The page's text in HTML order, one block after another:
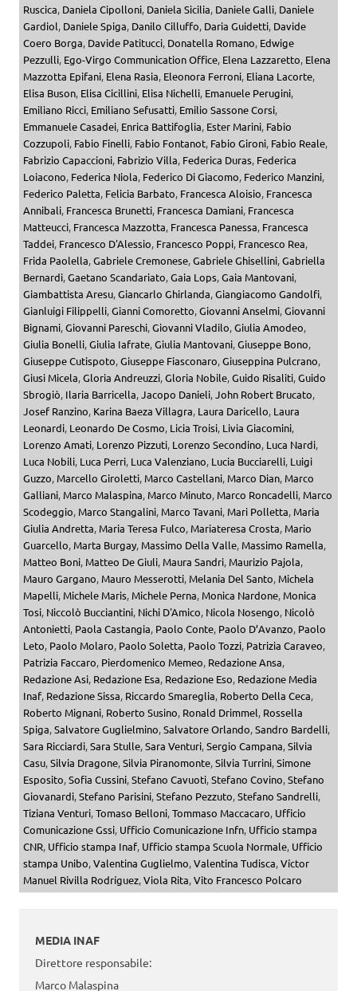
Ruscica, Daniela Cipolloni, Daniela Sicilia, Daniele Galli, Daniele
Gardiol, Daniele Spiga, Danilo Cilluffo, Daria Guidetti, Davide
Coero Borga, Davide Patitucci, Donatella Romano, Edwige
Pezzulli, Ego-Virgo Communication Office, Elena Lazzaretto, Elena
Mazzotta Epifani, Elena Rasia, Eleonora Ferroni, Eliana Lacorte,
Elisa Buson, Elisa Cicillini, Elisa Nichelli, Emanuele Perugini,
Emiliano Ricci, Emiliano Sefusatti, Emilio Sassone Corsi,
Emmanuele Casadei, Enrica Battifoglia, Ester Marini, Fabio
Cozzupoli, Fabio Finelli, Fabio Fontanot, Fabio Gironi, Fabio Reale,
Fabrizio Capaccioni, Fabrizio Villa, Federica Duras, Federica
Loiacono, Federica Niola, Federico Di Giacomo, Federico Manzini,
Federico Paletta, Felicia Barbato, Francesca Aloisio, Francesca
Annibali, Francesca Brunetti, Francesca Damiani, Francesca
Matteucci, Francesca Mazzotta, Francesca Panessa, Francesca
Taddei, Francesco D'Alessio, Francesco Poppi, Francesco Rea,
Frida Paolella,Gabriele Cremonese,Gabriele Ghisellini,Gabriella
Bernardi,Gaetano Scandariato,Gaia Lops,Gaia Mantovani,
Giambattista Aresu,Giancarlo Ghirlanda,Giangiacomo Gandolfi,
Gianluigi Filippelli,Gianni Comoretto,Giovanni Anselmi,Giovanni
Bignami,Giovanni Pareschi,Giovanni Vladilo,Giulia Amodeo,
Giulia Bonelli,Giulia Iafrate,Giulia Mantovani,Giuseppe Bono,
Giuseppe Cutispoto,Giuseppe Fiasconaro,Giuseppina Pulcrano,
Giusi Micela,Gloria Andreuzzi,Gloria Nobile,Guido Risaliti,Guido
Sbrogiò, Ilaria Barricella,Jacopo Danieli,John Robert Brucato,
Josef Ranzino, Karina Baeza Villagra, Laura Daricello, Laura
Leonardi, Leonardo De Cosmo, Licia Troisi, Livia Giacomini,
Lorenzo Amati, Lorenzo Pizzuti, Lorenzo Secondino, Luca Nardi,
Luca Nobili, Luca Perri, Luca Valenziano, Lucia Bucciarelli, Luigi
Guzzo, Marcello Giroletti, Marco Castellani, Marco Dian, Marco
Galliani, Marco Malaspina, Marco Minuto, Marco Roncadelli, Marco
Scodeggio, Marco Stangalini, Marco Tavani, Mari Polletta, Maria
Giulia Andretta, Maria Teresa Fulco, Mariateresa Crosta, Mario
Guarcello, Marta Burgay, Massimo Della Valle, Massimo Ramella,
Matteo Boni, Matteo De Giuli, Maura Sandri, Maurizio Pajola,
Mauro Gargano, Mauro Messerotti, Melania Del Santo, Michela
Mapelli, Michele Maris, Michele Perna, Monica Nardone, Monica
Tosi, Niccolò Bucciantini, Nichi D'Amico, Nicola Nosengo, Nicolò
Antonietti, Paola Castangia, Paolo Conte, Paolo D’Avanzo, Paolo
Leto, Paolo Molaro, Paolo Soletta, Paolo Tozzi, Patrizia Caraveo,
Patrizia Faccaro, Pierdomenico Memeo, Redazione Ansa,
Redazione Asi, Redazione Esa, Redazione Eso, Redazione Media
Inaf, Redazione Sissa, Riccardo Smareglia, Roberto Della Ceca,
Roberto Mignani, Roberto Susino, Ronald Drimmel, Rossella
Spiga,Salvatore Guglielmino,Salvatore Orlando,Sandro Bardelli,
Sara Ricciardi,Sara Stulle,Sara Venturi,Sergio Campana,Silvia
Casu,Silvia Dragone,Silvia Piranomonte,Silvia Turrini,Simone
Esposito,Sofia Cussini,Stefano Cavuoti,Stefano Covino,Stefano
Giovanardi,Stefano Parisini,Stefano Pezzuto,Stefano Sandrelli,
Tiziana Venturi,Tomaso Belloni,Tommaso Maccacaro, Ufficio
Comunicazione Gssi, Ufficio Comunicazione Infn, Ufficio stampa
CNR, Ufficio stampa Inaf, Ufficio stampa Scuola Normale, Ufficio
stampa Unibo,Valentina Guglielmo,Valentina Tudisca,Víctor
Manuel Rivilla Rodríguez,Viola Rita,Vito Francesco Polcaro
MEDIA INAF
Direttore responsabile:
Marco Malaspina